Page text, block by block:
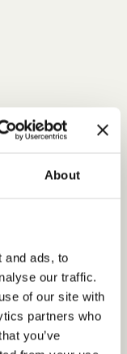
About
and ads, to
our traffic.
of our site with
partners who
you’ve